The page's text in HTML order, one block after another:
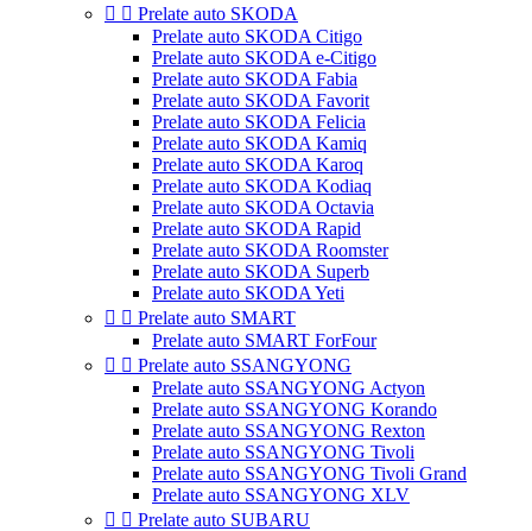
  Prelate auto SKODA
Prelate auto SKODA Citigo
Prelate auto SKODA e-Citigo
Prelate auto SKODA Fabia
Prelate auto SKODA Favorit
Prelate auto SKODA Felicia
Prelate auto SKODA Kamiq
Prelate auto SKODA Karoq
Prelate auto SKODA Kodiaq
Prelate auto SKODA Octavia
Prelate auto SKODA Rapid
Prelate auto SKODA Roomster
Prelate auto SKODA Superb
Prelate auto SKODA Yeti
  Prelate auto SMART
Prelate auto SMART ForFour
  Prelate auto SSANGYONG
Prelate auto SSANGYONG Actyon
Prelate auto SSANGYONG Korando
Prelate auto SSANGYONG Rexton
Prelate auto SSANGYONG Tivoli
Prelate auto SSANGYONG Tivoli Grand
Prelate auto SSANGYONG XLV
  Prelate auto SUBARU